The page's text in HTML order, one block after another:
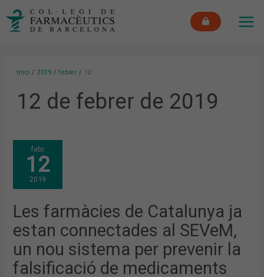
Inici 2019 febrer 12
12 de febrer de 2019
febr.
12
2019
Les farmàcies de Catalunya ja
estan connectades al SEVeM,
un nou sistema per prevenir la
falsificació de medicaments
LES
FARMÀCIES
DE
CATALUNYA
JA
ESTAN
CONNECTADES
SEVEM,
UN
NOU
SISTEMA
PER
LA
FALSIFICACIÓ
DE
MEDICAMENTS